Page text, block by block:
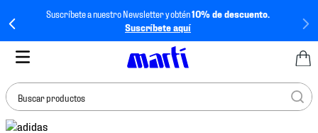
Suscríbete a nuestro Newsletter y obtén10% de descuento.
Suscríbete aquí
Buscar productos